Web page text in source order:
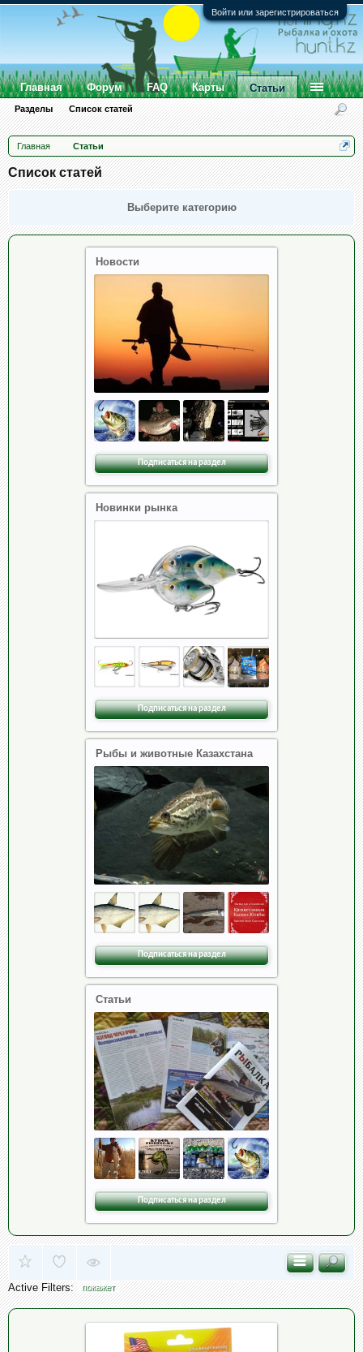
Войти или зарегистрироваться
Главная Статьи
Список статей
Выберите категорию
Новости
Подписаться на раздел
Новинки рынка
Подписаться на раздел
Рыбы и животные Казахстана
Подписаться на раздел
Статьи
Подписаться на раздел
Active Filters: покажет
Главная Форум FAQ Карты Статьи
Разделы Список статей